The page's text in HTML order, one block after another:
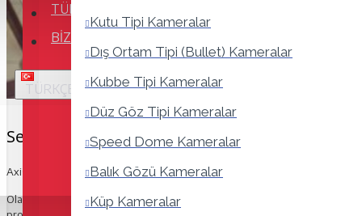
TÜM ÜRÜNLER
BIZE ULAŞIN
TÜRKÇE
Kutu Tipi Kameralar
Dış Ortam Tipi (Bullet) Kameralar
Kubbe Tipi Kameralar
Düz Göz Tipi Kameralar
Speed Dome Kameralar
Balık Gözü Kameralar
Küp Kameralar
Ses olanakları dünyası
Axis ağ ses sistemleri, çeşitli durumlarda kullanabileceğiniz eksiksiz yüksek
Olayla tetiklenen duyurular ve doğrudan açıklamalarla tesisinizde güvenliği